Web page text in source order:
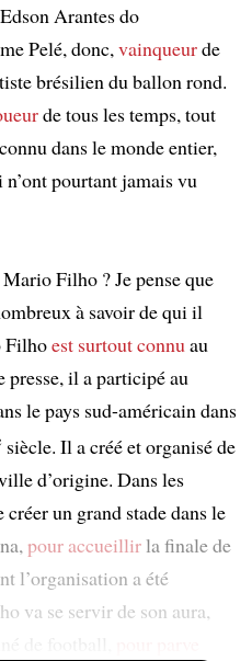
Arantes do
Pelé, donc,vainqueurde
brésilien du ballon rond.
de tous les temps, tout
dans le monde entier,
pourtant jamais vu
Filho ? Je pense que
à savoir de qui il
Filhoest surtout connuau
il a participé au
le pays sud-américain dans
siècle. Il a créé et organisé de
d’origine. Dans les
créer un grand stade dans le
pour accueillirla finale de
l’organisation a été
va se servir de son aura,